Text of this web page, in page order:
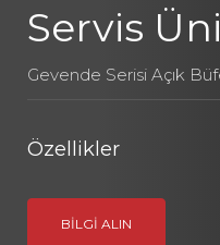
Servis
Gevende Serisi Açık
Özellikler
BILGI ALIN